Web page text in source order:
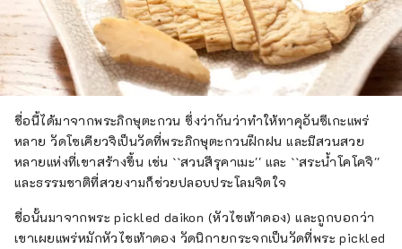
ชื่อนี้ได้มาจากพระภิกษุตะกวน ซึ่งว่ากันว่าทำให้ทาคุอันซึเกะแพร่
หลาย วัดโซเคียวจิเป็นวัดที่พระภิกษุตะกวนฝึกฝน และมีสวนสวย
หลายแห่งที่เขาสร้างขึ้น เช่น ``สวนสึรุคาเมะ'' และ ``สระน้ำโคโคจิ''
และธรรมชาติที่สวยงามก็ช่วยปลอบประโลมจิตใจ
ชื่อนั้นมาจากพระ pickled daikon (หัวไชเท้าดอง) และถูกบอกว่า
เขาเผยแพร่หมักหัวไชเท้าดอง วัดนิกายกระจกเป็นวัดที่พระ pickled